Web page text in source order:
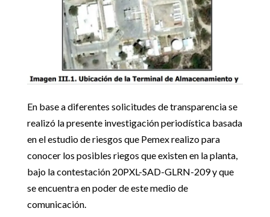
En base a diferentes solicitudes de transparencia se
realizó la presente investigación periodística basada
en el estudio de riesgos que Pemex realizo para
conocer los posibles riegos que existen en la planta,
bajo la contestación 20PXL-SAD-GLRN-209 y que
se encuentra en poder de este medio de
comunicación.